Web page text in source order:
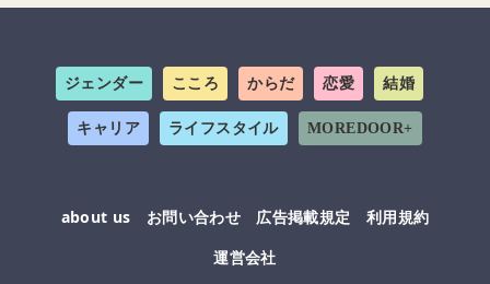
ジェンダー こころ からだ 恋愛 結婚
キャリア ライフスタイル MOREDOOR+
about us お問い合わせ 広告掲載規定
利用規約
運営会社